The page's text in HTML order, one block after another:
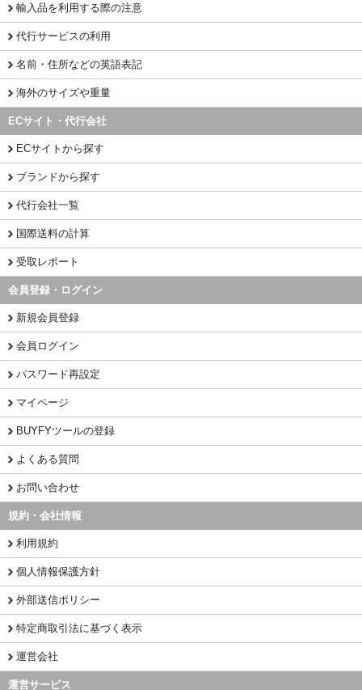
輸入品を利用する際の注意
代行サービスの利用
名前・住所などの英語表記
海外のサイズや重量
ECサイト・代行会社
ECサイトから探す
ブランドから探す
代行会社一覧
国際送料の計算
受取レポート
会員登録・ログイン
新規会員登録
会員ログイン
パスワード再設定
マイページ
BUYFYツールの登録
よくある質問
お問い合わせ
規約・会社情報
利用規約
個人情報保護方針
外部送信ポリシー
特定商取引法に基づく表示
運営会社
運営サービス